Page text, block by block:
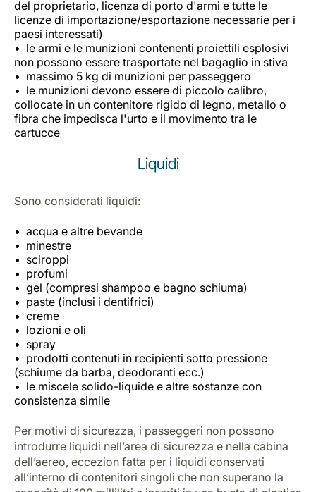
del proprietario, licenza di porto d'armi e tutte le
licenze di importazione/esportazione necessarie per i
paesi interessati)
le armi e le munizioni contenenti proiettili esplosivi
non possono essere trasportate nel bagaglio in stiva
massimo 5 kg di munizioni per passeggero
le munizioni devono essere di piccolo calibro,
collocate in un contenitore rigido di legno, metallo o
fibra che impedisca l'urto e il movimento tra le
cartucce
Liquidi
Sono considerati liquidi:
acqua e altre bevande
minestre
sciroppi
profumi
gel (compresi shampoo e bagno schiuma)
paste (inclusi i dentifrici)
creme
lozioni e oli
spray
prodotti contenuti in recipienti sotto pressione
(schiume da barba, deodoranti ecc.)
le miscele solido-liquide e altre sostanze con
consistenza simile
Per motivi di sicurezza, i passeggeri non possono
introdurre liquidi nell’area di sicurezza e nella cabina
dell’aereo, eccezion fatta per i liquidi conservati
all’interno di contenitori singoli che non superano la